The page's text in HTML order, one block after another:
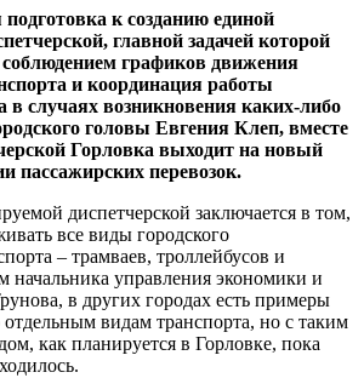
к созданию единой
главной задачей которой
соблюдением графиков движения
и координация работы
в случаях возникновения каких-либо
головы Евгения Клеп, вместе
Горловка выходит на новый
пассажирских перевозок.
диспетчерской заключается в том,
все виды городского
– трамваев, троллейбусов и
начальника управления экономики и
в других городах есть примеры
видам транспорта, но с таким
как планируется в Горловке, пока